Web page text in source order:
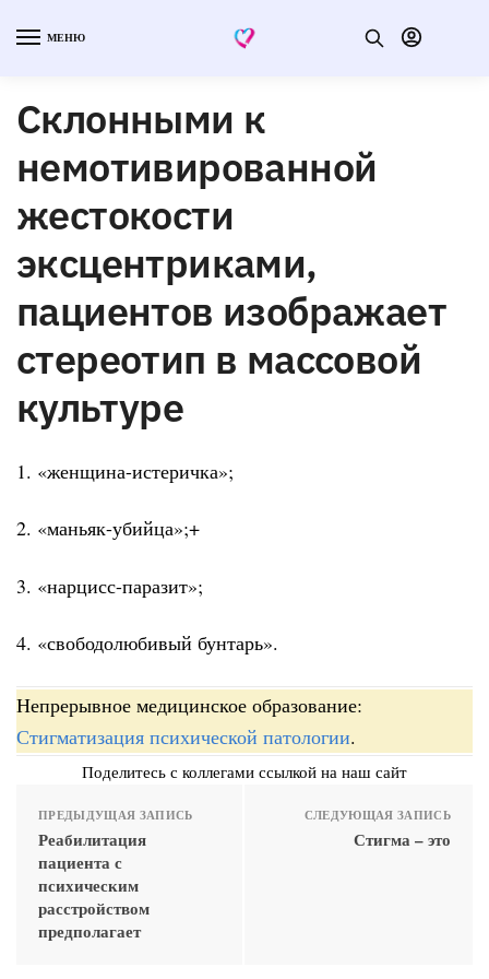
МЕНЮ
Склонными к
немотивированной
жестокости
эксцентриками,
пациентов изображает
стереотип в массовой
культуре
1. «женщина-истеричка»;
2. «маньяк-убийца»;+
3. «нарцисс-паразит»;
4. «свободолюбивый бунтарь».
Непрерывное медицинское образование:
Стигматизация психической патологии.
Поделитесь с коллегами ссылкой на наш сайт
ПРЕДЫДУЩАЯ ЗАПИСЬ
Реабилитация
пациента с
психическим
расстройством
предполагает
СЛЕДУЮЩАЯ ЗАПИСЬ
Стигма – это